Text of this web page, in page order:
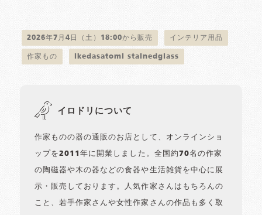
2026年7月4日（土）18:00から販売 インテリア用品
作家もの Ikedasatomi stainedglass
イロドリについて
作家ものの器の通販のお店として、オンラインショ
ップを2011年に開業しました。全国約70名の作家
の陶磁器や木の器などの食器や生活雑貨を中心に展
示・販売しております。人気作家さんはもちろんの
こと、若手作家さんや女性作家さんの作品も多く取